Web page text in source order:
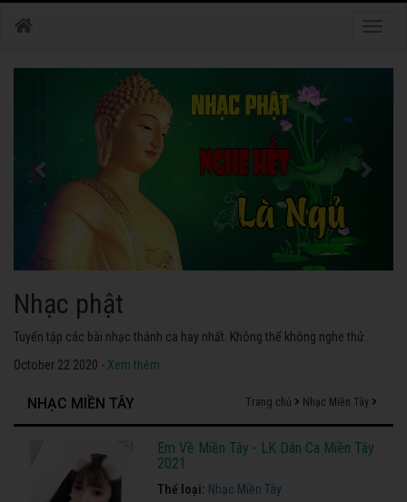
Nhạc phật
Tuyển tập các bài nhạc thánh ca hay nhất. Không thể không nghe thử.
October 22 2020 - Xem thêm
NHẠC MIỀN TÂY Trang chủ Nhạc Miền Tây
Em Về Miền Tây - LK Dân Ca Miền Tây
2021
Thể loại: Nhạc Miền Tây